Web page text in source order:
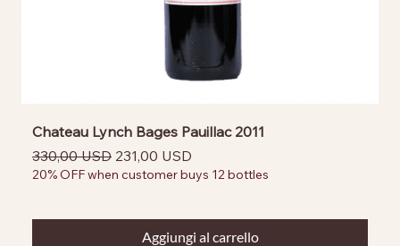
Chateau Lynch Bages Pauillac 2011
Prezzo regolare
330,00 USD Prezzo scontato
231,00 USD
20% OFF when customer buys 12 bottles
Aggiungi al carrello